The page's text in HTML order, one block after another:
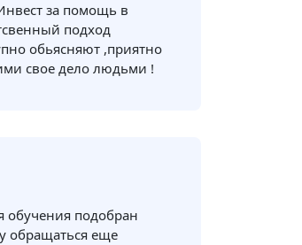
за помощь в
подход
обьясняют ,приятно
свое дело людьми !
обучения подобран
обращаться еще